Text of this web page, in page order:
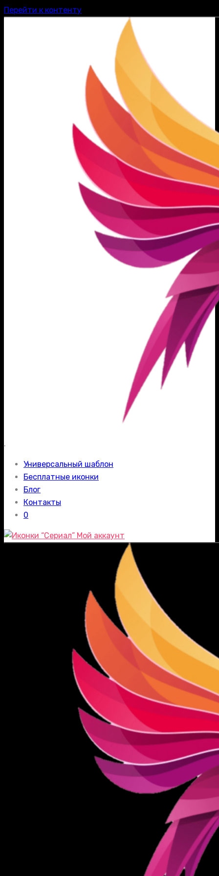
Перейти к контенту
.
Универсальный шаблон
Бесплатные иконки
Блог
Контакты
0
Мой аккаунт